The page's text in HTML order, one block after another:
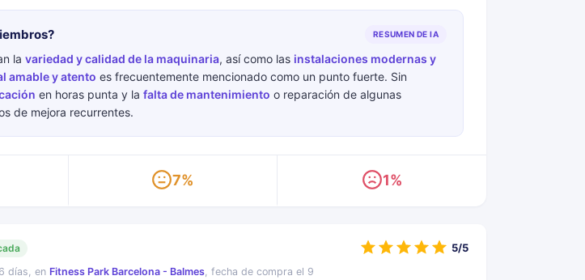
RESUMEN DE IA
la variedad y calidad de la maquinaria, así como las instalaciones modernas y
amable y atento es frecuentemente mencionado como un punto fuerte. Sin
en horas punta y la falta de mantenimiento o reparación de algunas
de mejora recurrentes.
7% 1%
días, en Fitness Park Barcelona - Balmes, fecha de compra el 9
5/5